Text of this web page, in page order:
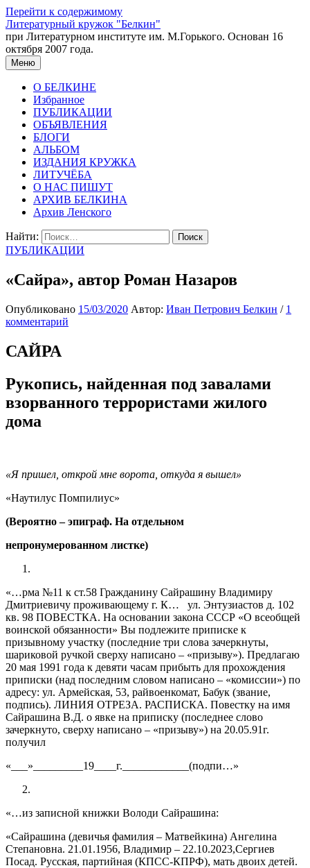
Перейти к содержимому
Литературный кружок "Белкин"
при Литературном институте им. М.Горького. Основан 16
октября 2007 года.
Меню
О БЕЛКИНЕ
Избранное
ПУБЛИКАЦИИ
ОБЪЯВЛЕНИЯ
БЛОГИ
АЛЬБОМ
ИЗДАНИЯ КРУЖКА
ЛИТУЧЁБА
О НАС ПИШУТ
АРХИВ БЕЛКИНА
Архив Ленского
Найти:
ПУБЛИКАЦИИ
«Сайра», автор Роман Назаров
Опубликовано 15/03/2020 Автор: Иван Петрович Белкин / 1
комментарий
САЙРА
Рукопись, найденная под завалами
взорванного террористами жилого
дома
«Я пришел, открой мне ворота, откуда я вышел»
«Наутилус Помпилиус»
(Вероятно – эпиграф. На отдельном
непронумерованном листке)
«…рма №11 к ст.58 Гражданину Сайрашину Владимиру
Дмитриевичу проживающему г. К… ул. Энтузиастов д. 102
кв. 98 ПОВЕСТКА. На основании закона СССР «О всеобщей
воинской обязанности» Вы подлежите приписке к
призывному участку (последние три слова зачеркнуты,
шариковой ручкой сверху написано – «призыву»). Предлагаю
20 мая 1991 года к девяти часам прибыть для прохождения
приписки (над последним словом написано – «комиссии») по
адресу: ул. Армейская, 53, райвоенкомат, Бабук (звание,
подпись). ЛИНИЯ ОТРЕЗА. РАСПИСКА. Повестку на имя
Сайрашина В.Д. о явке на приписку (последнее слово
зачеркнуто, сверху написано – «призыву») на 20.05.91г.
получил
«___»_________19____г.____________(подпи…»
«…из записной книжки Володи Сайрашина:
«Сайрашина (девичья фамилия – Матвейкина) Ангелина
Степановна. 21.01.1956, Владимир – 22.10.2023,Сергиев
Посад. Русская, партийная (КПСС-КПРФ), мать двоих детей.